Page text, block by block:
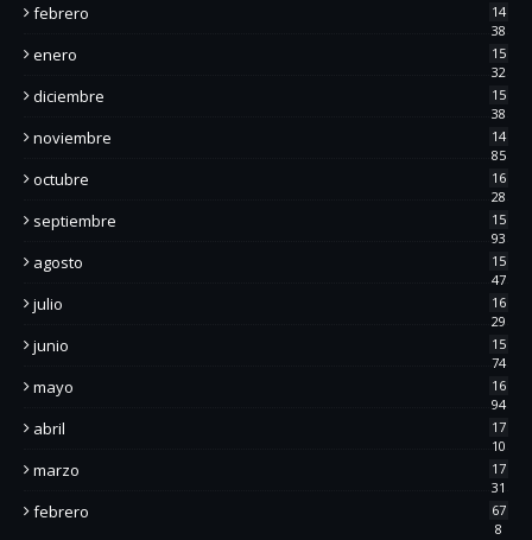
febrero
14
38
enero
15
32
diciembre
15
38
noviembre
14
85
octubre
16
28
septiembre
15
93
agosto
15
47
julio
16
29
junio
15
74
mayo
16
94
abril
17
10
marzo
17
31
febrero
67
8